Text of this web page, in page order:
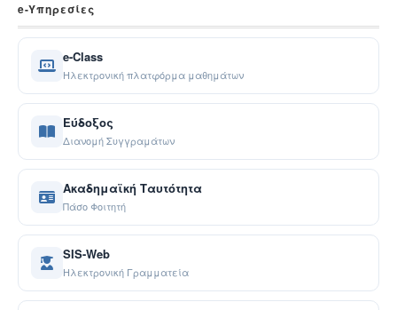
e-Yπηρεσίες
e-Class
Ηλεκτρονική πλατφόρμα μαθημάτων
Εύδοξος
Διανομή Συγγραμάτων
Ακαδημαϊκή Ταυτότητα
Πάσο Φοιτητή
SIS-Web
Ηλεκτρονική Γραμματεία